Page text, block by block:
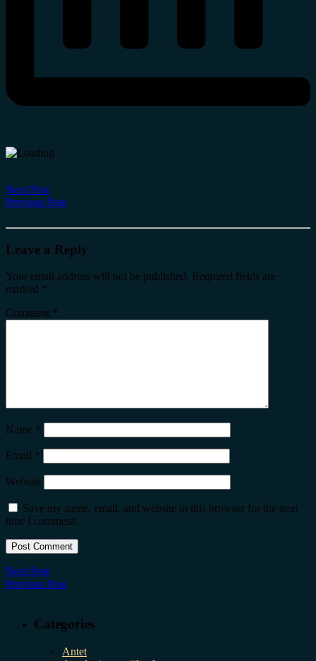
Next Post
Previous Post
Leave a Reply
Your email address will not be published. Required fields are
marked *
Comment *
Name *
Email *
Website
Save my name, email, and website in this browser for the next
time I comment.
Next Post
Previous Post
Categories
Antet